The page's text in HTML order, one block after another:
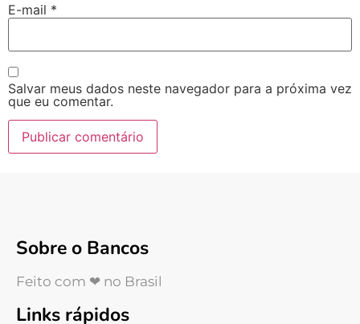
E-mail *
Salvar meus dados neste navegador para a próxima vez
que eu comentar.
Sobre o Bancos
Feito com ❤ no Brasil
Links rápidos